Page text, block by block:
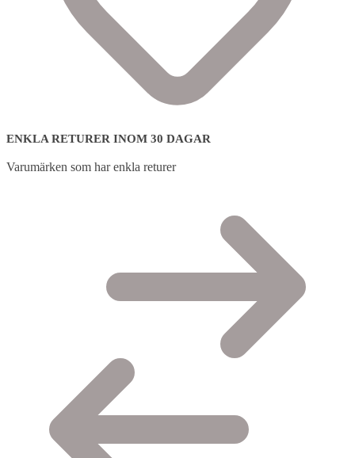
ENKLA RETURER INOM 30 DAGAR
Varumärken som har enkla returer